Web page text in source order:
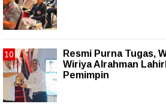
Resmi Purna Tugas,
Wiriya Alrahman
Pemimpin